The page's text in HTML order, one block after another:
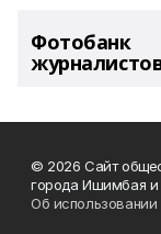
Фотобанк
© 2026 Сайт
города Ишимбая
Об использовании